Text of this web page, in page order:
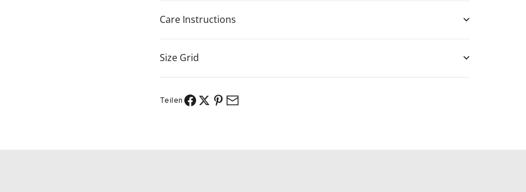
Care Instructions
Size Grid
Teilen